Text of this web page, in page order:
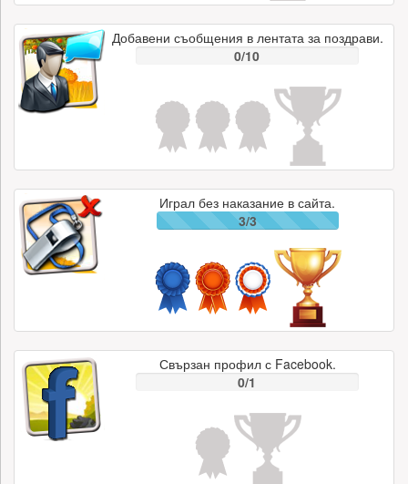
Добавени съобщения в лентата за поздрави.
0/10
Играл без наказание в сайта.
3/3
Свързан профил с Facebook.
0/1